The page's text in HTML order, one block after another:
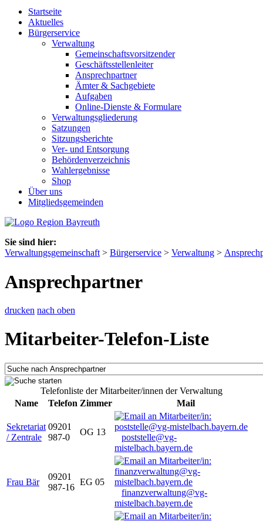
Startseite
Aktuelles
Bürgerservice
Verwaltung
Gemeinschaftsvorsitzender
Geschäftsstellenleiter
Ansprechpartner
Ämter & Sachgebiete
Aufgaben
Online-Dienste & Formulare
Verwaltungsgliederung
Satzungen
Sitzungsberichte
Ver- und Entsorgung
Behördenverzeichnis
Wahlergebnisse
Shop
Über uns
Mitgliedsgemeinden
Sie sind hier:
Verwaltungsgemeinschaft > Bürgerservice > Verwaltung >
Ansprechpartner
drucken nach oben
Mitarbeiter-Telefon-Liste
Telefonliste der Mitarbeiter/innen der Verwaltung
Name
Telefon Zimmer Mail
Sekretariat
/ Zentrale
09201
987-0
OG 13
poststelle@vg-
mistelbach.bayern.de
Frau Bär
09201
987-16
EG 05
finanzverwaltung@vg-
mistelbach.bayern.de